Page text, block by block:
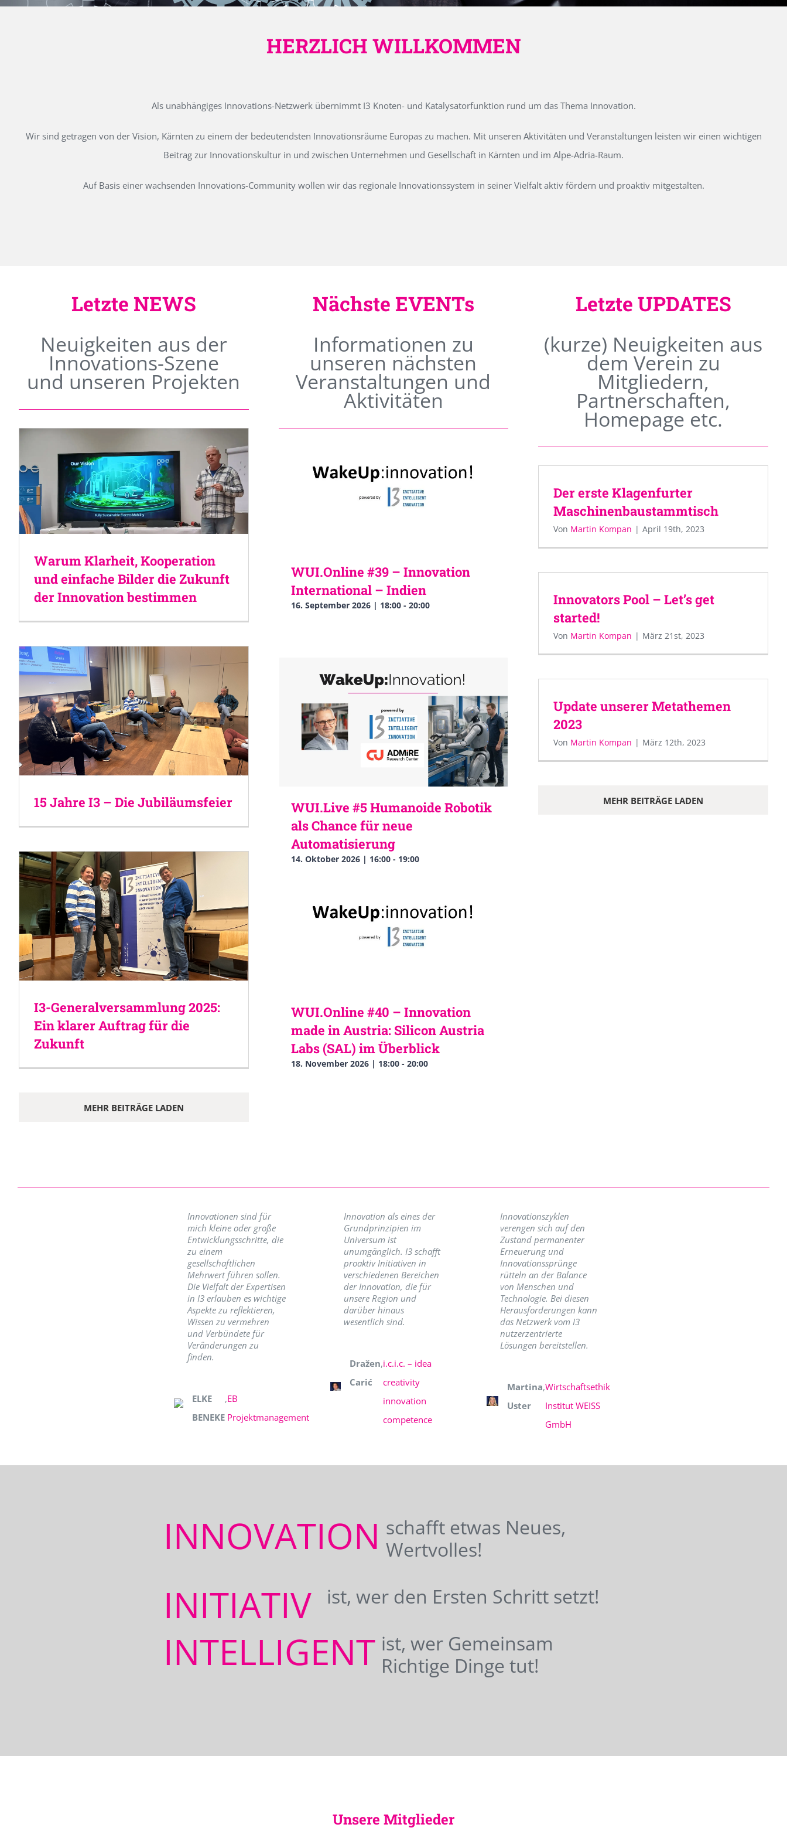
HERZLICH WILLKOMMEN
Als unabhängiges Innovations-Netzwerk übernimmt I3 Knoten- und Katalysatorfunktion rund um das Thema Innovation.
Wir sind getragen von der Vision, Kärnten zu einem der bedeutendsten Innovationsräume Europas zu machen. Mit unseren Aktivitäten und Veranstaltungen leisten wir einen wichtigen
Beitrag zur Innovationskultur in und zwischen Unternehmen und Gesellschaft in Kärnten und im Alpe-Adria-Raum.
Auf Basis einer wachsenden Innovations-Community wollen wir das regionale Innovationssystem in seiner Vielfalt aktiv fördern und proaktiv mitgestalten.
Letzte NEWS
Neuigkeiten aus der
Innovations-Szene
und unseren Projekten
Warum Klarheit, Kooperation
und einfache Bilder die Zukunft
der Innovation bestimmen
15 Jahre I3 – Die Jubiläumsfeier
I3-Generalversammlung 2025:
Ein klarer Auftrag für die
Zukunft
MEHR BEITRÄGE LADEN
Nächste EVENTs
Informationen zu
unseren nächsten
Veranstaltungen und
Aktivitäten
WUI.Online #39 – Innovation
International – Indien
16. September 2026 | 18:00- 20:00
WUI.Live #5 Humanoide Robotik
als Chance für neue
Automatisierung
14. Oktober 2026 | 16:00- 19:00
WUI.Online #40 – Innovation
made in Austria: Silicon Austria
Labs (SAL) im Überblick
18. November 2026 | 18:00- 20:00
Letzte UPDATES
(kurze) Neuigkeiten aus
dem Verein zu
Mitgliedern,
Partnerschaften,
Homepage etc.
Der erste Klagenfurter
Maschinenbaustammtisch
Von Martin Kompan | April 19th, 2023
Innovators Pool – Let’s get
started!
Von Martin Kompan | März 21st, 2023
Update unserer Metathemen
2023
Von Martin Kompan | März 12th, 2023
MEHR BEITRÄGE LADEN
Innovationen sind für
mich kleine oder große
Entwicklungsschritte, die
zu einem
gesellschaftlichen
Mehrwert führen sollen.
Die Vielfalt der Expertisen
in I3 erlauben es wichtige
Aspekte zu reflektieren,
Wissen zu vermehren
und Verbündete für
Veränderungen zu
finden.
ELKE
BENEKE
,EB
Projektmanagement
Innovation als eines der
Grundprinzipien im
Universum ist
unumgänglich. I3 schafft
proaktiv Initiativen in
verschiedenen Bereichen
der Innovation, die für
unsere Region und
darüber hinaus
wesentlich sind.
Dražen
Carić
,i.c.i.c. – idea
creativity
innovation
competence
Innovationszyklen
verengen sich auf den
Zustand permanenter
Erneuerung und
Innovationssprünge
rütteln an der Balance
von Menschen und
Technologie. Bei diesen
Herausforderungen kann
das Netzwerk vom I3
nutzerzentrierte
Lösungen bereitstellen.
Martina
Uster
,Wirtschaftsethik
Institut WEISS
GmbH
INNOVATION schafft etwas Neues,
Wertvolles!
INITIATIV ist, wer den Ersten Schritt setzt!
INTELLIGENT ist, wer Gemeinsam
Richtige Dinge tut!
Unsere Mitglieder